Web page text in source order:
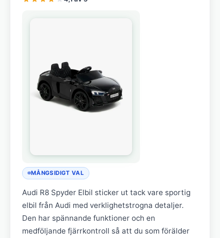
MÅNGSIDIGT VAL
Audi R8 Spyder Elbil sticker ut tack vare sportig
elbil från Audi med verklighetstrogna detaljer.
Den har spännande funktioner och en
medföljande fjärrkontroll så att du som förälder